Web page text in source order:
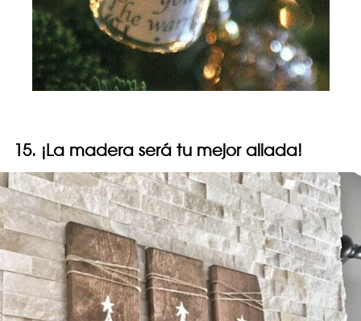
15. ¡La madera será tu mejor aliada!